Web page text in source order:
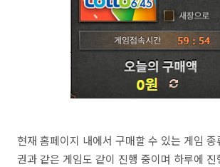
현재 홈페이지 내에서 구매할 수 있는 게임
권과 같은 게임도 같이 진행 중이며 하루에